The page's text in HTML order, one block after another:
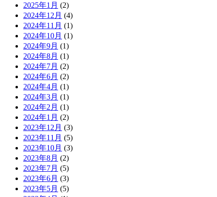
2025年1月 (2)
2024年12月 (4)
2024年11月 (1)
2024年10月 (1)
2024年9月 (1)
2024年8月 (1)
2024年7月 (2)
2024年6月 (2)
2024年4月 (1)
2024年3月 (1)
2024年2月 (1)
2024年1月 (2)
2023年12月 (3)
2023年11月 (5)
2023年10月 (3)
2023年8月 (2)
2023年7月 (5)
2023年6月 (3)
2023年5月 (5)